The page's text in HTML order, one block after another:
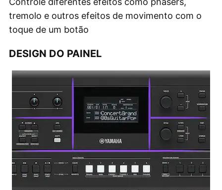
tremolo e outros efeitos de movimento com o
toque de um botão
DESIGN DO PAINEL